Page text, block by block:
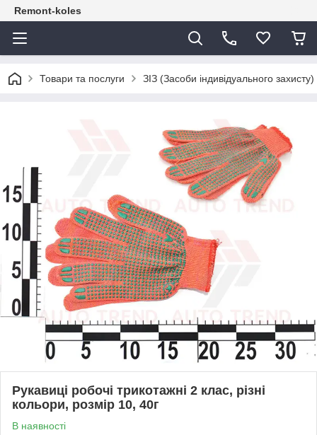
Remont-koles
Товари та послуги ЗІЗ (Засоби індивідуального захисту)
Рукавицi робочi трикотажні 2 клас, рiзнi
кольори, розмір 10, 40г
В наявності